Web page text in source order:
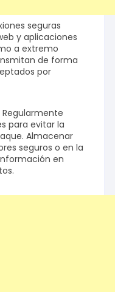
seguras
y aplicaciones
a extremo
de forma
por
Regularmente
para evitar la
Almacenar
seguros o en la
en